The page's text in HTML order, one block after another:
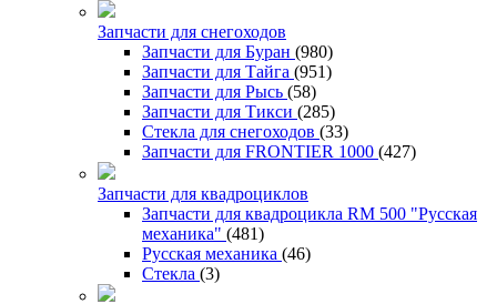
Запчасти для снегоходов
Запчасти для Буран (980)
Запчасти для Тайга (951)
Запчасти для Рысь (58)
Запчасти для Тикси (285)
Стекла для снегоходов (33)
Запчасти для FRONTIER 1000 (427)
Запчасти для квадроциклов
Запчасти для квадроцикла RM 500 "Русская
механика" (481)
Русская механика (46)
Стекла (3)